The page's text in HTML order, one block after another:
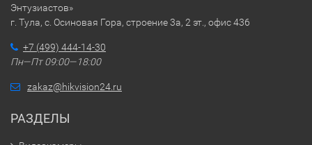
Энтузиастов»
г. Тула, с. Осиновая Гора, строение 3а, 2 эт., офис 436
+7 (499) 444-14-30
Пн—Пт 09:00—18:00
zakaz@hikvision24.ru
РАЗДЕЛЫ